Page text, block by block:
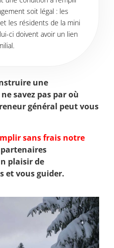
soit légal : les
les résidents de la mini
ci doivent avoir un lien
une
savez pas par où
général peut vous
sans frais notre
partenaires
plaisir de
et vous guider.